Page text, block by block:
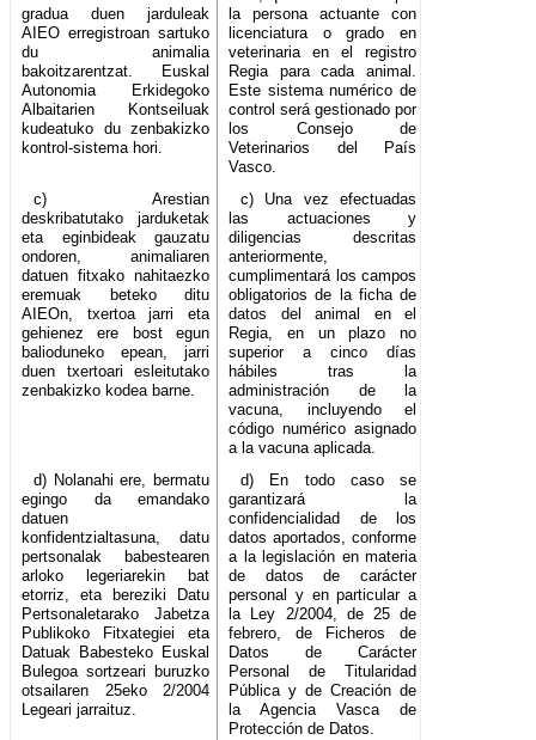
gradua duen jarduleak
AIEO erregistroan sartuko
du animalia
bakoitzarentzat. Euskal
Autonomia Erkidegoko
Albaitarien Kontseiluak
kudeatuko du zenbakizko
kontrol-sistema hori.
la persona actuante con
licenciatura o grado en
veterinaria en el registro
Regia para cada animal.
Este sistema numérico de
control será gestionado por
los Consejo de
Veterinarios del País
Vasco.
c) Arestian
deskribatutako jarduketak
eta eginbideak gauzatu
ondoren, animaliaren
datuen fitxako nahitaezko
eremuak beteko ditu
AIEOn, txertoa jarri eta
gehienez ere bost egun
balioduneko epean, jarri
duen txertoari esleitutako
zenbakizko kodea barne.
c) Una vez efectuadas
las actuaciones y
diligencias descritas
anteriormente,
cumplimentará los campos
obligatorios de la ficha de
datos del animal en el
Regia, en un plazo no
superior a cinco días
hábiles tras la
administración de la
vacuna, incluyendo el
código numérico asignado
a la vacuna aplicada.
d) Nolanahi ere, bermatu
egingo da emandako
datuen
konfidentzialtasuna, datu
pertsonalak babestearen
arloko legeriarekin bat
etorriz, eta bereziki Datu
Pertsonaletarako Jabetza
Publikoko Fitxategiei eta
Datuak Babesteko Euskal
Bulegoa sortzeari buruzko
otsailaren 25eko 2/2004
Legeari jarraituz.
d) En todo caso se
garantizará la
confidencialidad de los
datos aportados, conforme
a la legislación en materia
de datos de carácter
personal y en particular a
la Ley 2/2004, de 25 de
febrero, de Ficheros de
Datos de Carácter
Personal de Titularidad
Pública y de Creación de
la Agencia Vasca de
Protección de Datos.